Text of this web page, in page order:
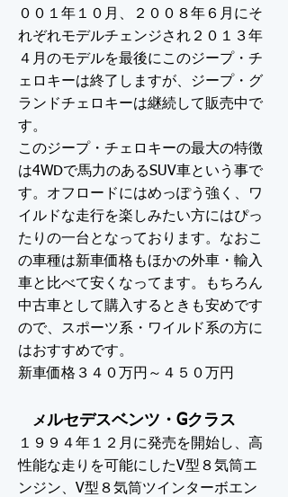
００１年１０月、２００８年６月にそ
れぞれモデルチェンジされ２０１３年
４月のモデルを最後にこのジープ・チ
ェロキーは終了しますが、ジープ・グ
ランドチェロキーは継続して販売中で
す。
このジープ・チェロキーの最大の特徴
は4WDで馬力のあるSUV車という事で
す。オフロードにはめっぽう強く、ワ
イルドな走行を楽しみたい方にはぴっ
たりの一台となっております。なおこ
の車種は新車価格もほかの外車・輸入
車と比べて安くなってます。もちろん
中古車として購入するときも安めです
ので、スポーツ系・ワイルド系の方に
はおすすめです。
新車価格３４０万円～４５０万円
メルセデスベンツ・Gクラス
１９９４年１２月に発売を開始し、高
性能な走りを可能にしたV型８気筒エ
ンジン、V型８気筒ツインターボエン